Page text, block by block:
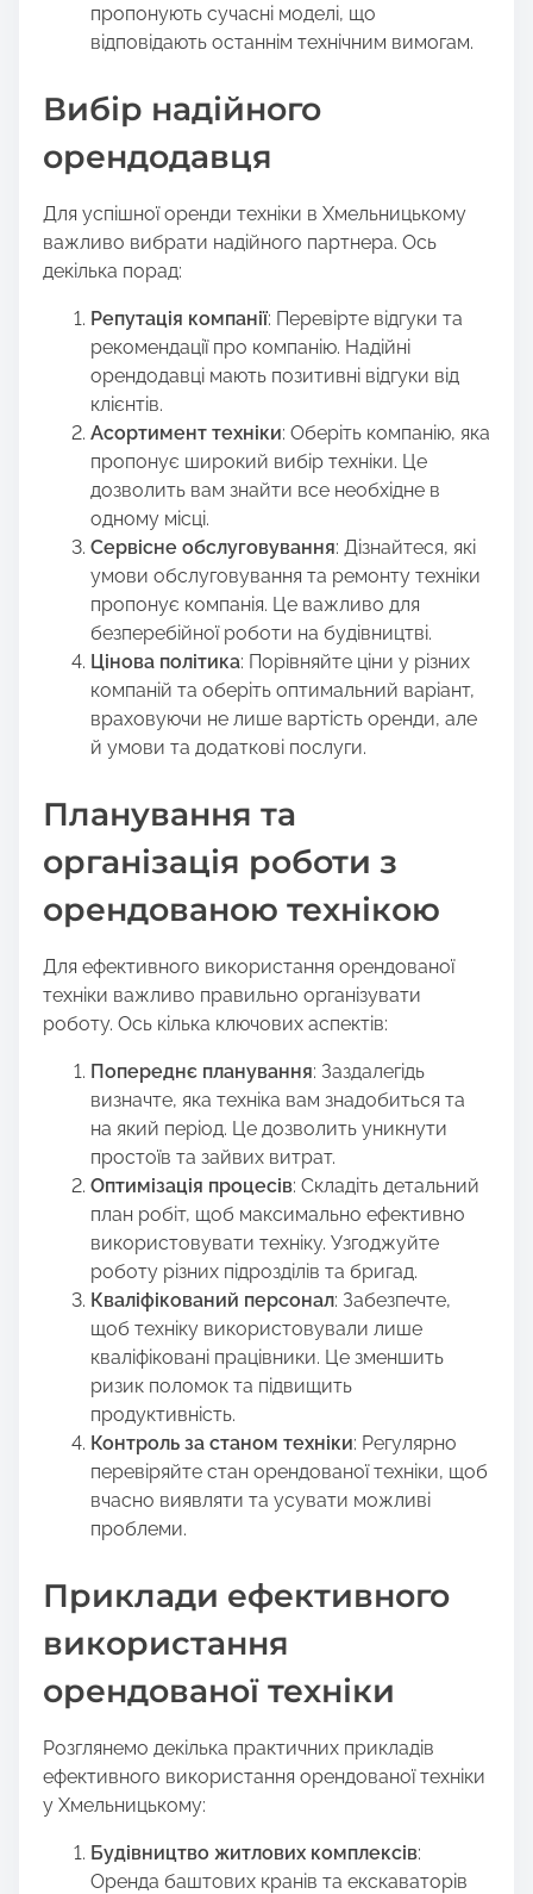
пропонують сучасні моделі, що
відповідають останнім технічним вимогам.
Вибір надійного
орендодавця
Для успішної оренди техніки в Хмельницькому
важливо вибрати надійного партнера. Ось
декілька порад:
Репутація компанії: Перевірте відгуки та
рекомендації про компанію. Надійні
орендодавці мають позитивні відгуки від
клієнтів.
Асортимент техніки: Оберіть компанію, яка
пропонує широкий вибір техніки. Це
дозволить вам знайти все необхідне в
одному місці.
Сервісне обслуговування: Дізнайтеся, які
умови обслуговування та ремонту техніки
пропонує компанія. Це важливо для
безперебійної роботи на будівництві.
Цінова політика: Порівняйте ціни у різних
компаній та оберіть оптимальний варіант,
враховуючи не лише вартість оренди, але
й умови та додаткові послуги.
Планування та
організація роботи з
орендованою технікою
Для ефективного використання орендованої
техніки важливо правильно організувати
роботу. Ось кілька ключових аспектів:
Попереднє планування: Заздалегідь
визначте, яка техніка вам знадобиться та
на який період. Це дозволить уникнути
простоїв та зайвих витрат.
Оптимізація процесів: Складіть детальний
план робіт, щоб максимально ефективно
використовувати техніку. Узгоджуйте
роботу різних підрозділів та бригад.
Кваліфікований персонал: Забезпечте,
щоб техніку використовували лише
кваліфіковані працівники. Це зменшить
ризик поломок та підвищить
продуктивність.
Контроль за станом техніки: Регулярно
перевіряйте стан орендованої техніки, щоб
вчасно виявляти та усувати можливі
проблеми.
Приклади ефективного
використання
орендованої техніки
Розглянемо декілька практичних прикладів
ефективного використання орендованої техніки
у Хмельницькому:
Будівництво житлових комплексів:
Оренда баштових кранів та екскаваторів